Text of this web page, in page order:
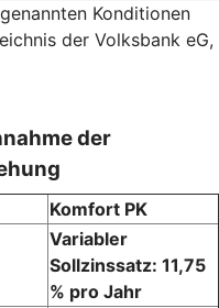
Konditionen
der Volksbank eG,
der
Komfort PK
Variabler
Sollzinssatz: 11,75
% pro Jahr